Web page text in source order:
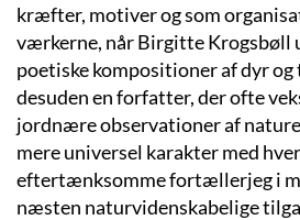
kræfter, motiver og som
værkerne, når Birgitte Krogsbøll
poetiske kompositioner af dyr og
desuden en forfatter, der ofte
jordnære observationer af
mere universel karakter med
eftertænksomme fortællerjeg i
næsten naturvidenskabelige